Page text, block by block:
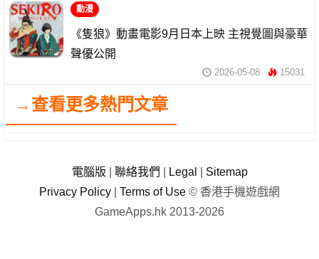
動漫
《隻狼》動畫電影9月日本上映 主視覺圖與豪華
聲優公開
2026-05-08 15031
→查看更多熱門文章
電腦版 聯絡我們 Legal
Sitemap
Privacy Policy
Terms of Use © 香港手機遊戲網
GameApps.hk 2013-2026